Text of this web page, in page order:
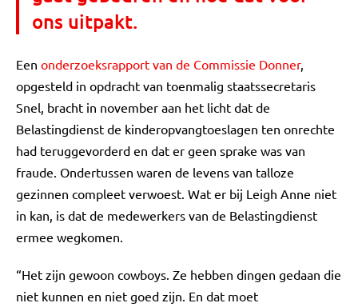
ons uitpakt.
Een onderzoeksrapport van de Commissie Donner,
opgesteld in opdracht van toenmalig staatssecretaris
Snel, bracht in november aan het licht dat de
Belastingdienst de kinderopvangtoeslagen ten onrechte
had teruggevorderd en dat er geen sprake was van
fraude. Ondertussen waren de levens van talloze
gezinnen compleet verwoest. Wat er bij Leigh Anne niet
in kan, is dat de medewerkers van de Belastingdienst
ermee wegkomen.
“Het zijn gewoon cowboys. Ze hebben dingen gedaan die
niet kunnen en niet goed zijn. En dat moet